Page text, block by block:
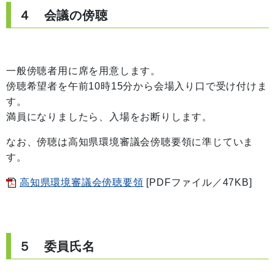
４ 会議の傍聴
一般傍聴者用に席を用意します。
傍聴希望者を午前10時15分から会場入り口で受け付けま
す。
満員になりましたら、入場をお断りします。
なお、傍聴は高知県環境審議会傍聴要領に準じていま
す。
高知県環境審議会傍聴要領 [PDFファイル／47KB]
５ 委員氏名